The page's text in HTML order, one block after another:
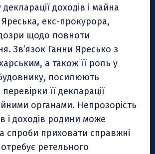
декларації доходів і майна
екс-прокурора,
щодо повноти
Зв’язок Ганни Яресько з
а також її роль у
посилюють
перевірки її декларації
органами. Непрозорість
і доходів родини може
спроби приховати справжні
ретельного